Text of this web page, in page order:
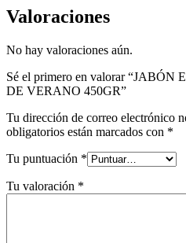
Valoraciones
No hay valoraciones aún.
Sé el primero en valorar “JABÓN
DE VERANO 450GR”
Tu dirección de correo electrónico
obligatorios están marcados con *
Tu puntuación *
Tu valoración *